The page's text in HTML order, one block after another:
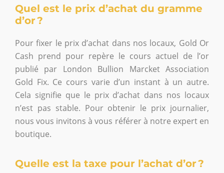
Quel est le prix d’achat du gramme
d’or ?
Pour fixer le prix d’achat dans nos locaux, Gold Or
Cash prend pour repère le cours actuel de l’or
publié par London Bullion Marcket Association
Gold Fix. Ce cours varie d’un instant à un autre.
Cela signifie que le prix d’achat dans nos locaux
n’est pas stable. Pour obtenir le prix journalier,
nous vous invitons à vous référer à notre expert en
boutique.
Quelle est la taxe pour l’achat d’or ?